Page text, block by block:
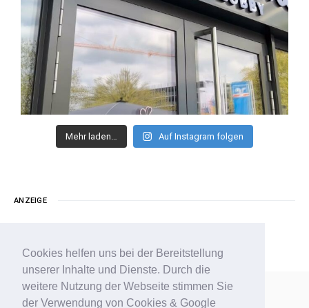
Cookies helfen uns bei der Bereitstellung
unserer Inhalte und Dienste. Durch die
weitere Nutzung der Webseite stimmen Sie
der Verwendung von Cookies & Google
Mehr laden… Auf Instagram folgen
ANZEIGE